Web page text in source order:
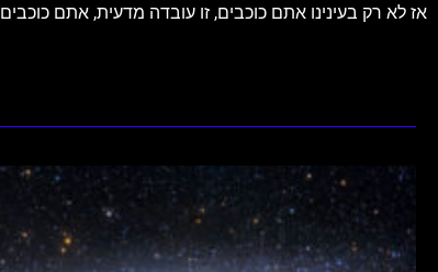
אז לא רק בעינינו אתם כוכבים, זו עובדה מדעית, אתם כוכבים